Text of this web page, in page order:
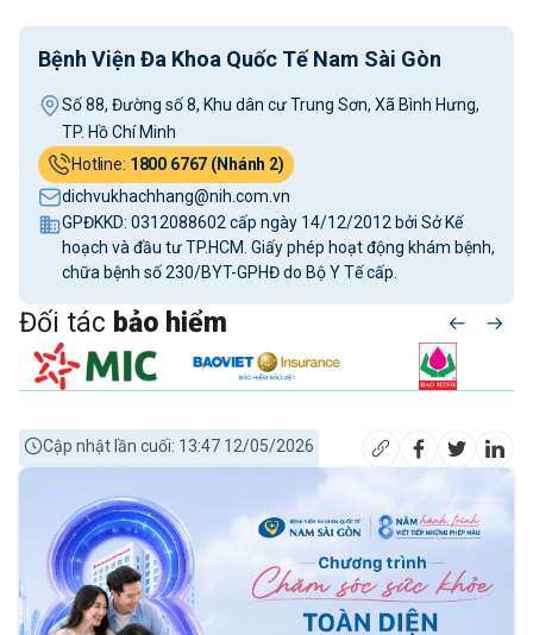
Bệnh Viện Đa Khoa Quốc Tế Nam Sài Gòn
Số 88, Đường số 8, Khu dân cư Trung Sơn, Xã Bình Hưng,
TP. Hồ Chí Minh
Hotline: 1800 6767 (Nhánh 2)
dichvukhachhang@nih.com.vn
GPĐKKD: 0312088602 cấp ngày 14/12/2012 bởi Sở Kế
hoạch và đầu tư TP.HCM. Giấy phép hoạt động khám bệnh,
chữa bệnh số 230/BYT-GPHĐ do Bộ Y Tế cấp.
Đối tác bảo hiểm
Cập nhật lần cuối: 13:47 12/05/2026